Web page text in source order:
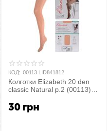
КОД: 00113 LID841812
Колготки Elizabeth 20 den
classic Natural р.2 (00113) |
30 грн